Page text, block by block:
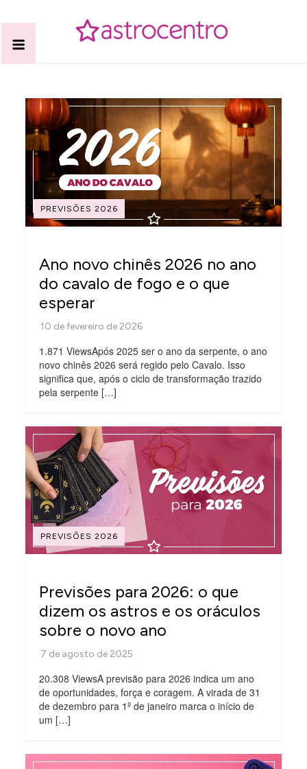
Blog Astrocentro
Astrocentro!
PREVISÕES 2026
Ano novo chinês 2026 no ano
do cavalo de fogo e o que
esperar
1.871 ViewsApós 2025 ser o ano da serpente, o ano
novo chinês 2026 será regido pelo Cavalo. Isso
significa que, após o ciclo de transformação trazido
pela serpente […]
PREVISÕES 2026
Previsões para 2026: o que
dizem os astros e os oráculos
sobre o novo ano
20.308 ViewsA previsão para 2026 indica um ano
de oportunidades, força e coragem. A virada de 31
de dezembro para 1º de janeiro marca o início de
um […]